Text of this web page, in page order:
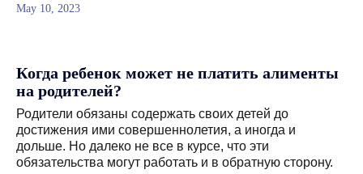
May 10, 2023
Когда ребенок может не платить алименты
на родителей?
Родители обязаны содержать своих детей до
достижения ими совершеннолетия, а иногда и
дольше. Но далеко не все в курсе, что эти
обязательства могут работать и в обратную сторону.